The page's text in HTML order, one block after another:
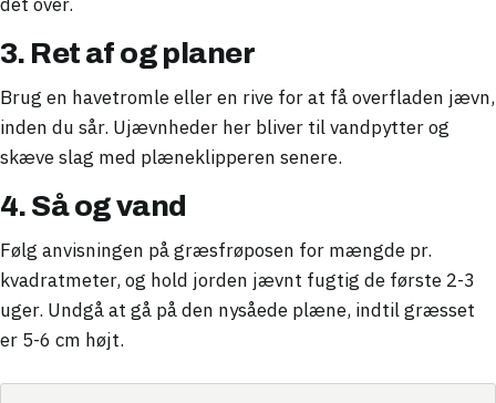
3. Ret af og planer
Brug en havetromle eller en rive for at få overfladen jævn,
inden du sår. Ujævnheder her bliver til vandpytter og
skæve slag med plæneklipperen senere.
4. Så og vand
Følg anvisningen på græsfrøposen for mængde pr.
kvadratmeter, og hold jorden jævnt fugtig de første 2-3
uger. Undgå at gå på den nysåede plæne, indtil græsset
er 5-6 cm højt.